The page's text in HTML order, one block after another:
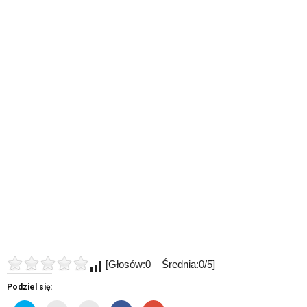
[Głosów:0 Średnia:0/5]
Podziel się: